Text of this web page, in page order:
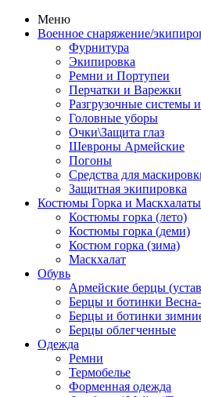
Меню
Военное снаряжение/
Фурнитура
Экипировка
Ремни и Портупеи
Перчатки и Варежки
Разгрузочные системы
Головные уборы
Очки\Защита глаз
Шевроны Армейские
Погоны
Средства для
Защитная экипировка
Костюмы Горка и Маскхалаты
Костюмы горка (лето)
Костюмы горка (деми)
Костюм горка (зима)
Маскхалат
Обувь
Армейские берцы
Берцы и ботинки
Берцы и ботинки
Берцы облегченные
Одежда
Ремни
Термобелье
Форменная одежда